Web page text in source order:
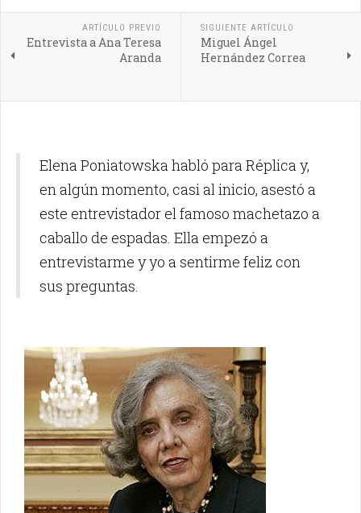
ARTÍCULO PREVIO
Entrevista a Ana Teresa
Aranda
SIGUIENTE ARTÍCULO
Miguel Ángel
Hernández Correa
Elena Poniatowska habló para Réplica y,
en algún momento, casi al inicio, asestó a
este entrevistador el famoso machetazo a
caballo de espadas. Ella empezó a
entrevistarme y yo a sentirme feliz con
sus preguntas.